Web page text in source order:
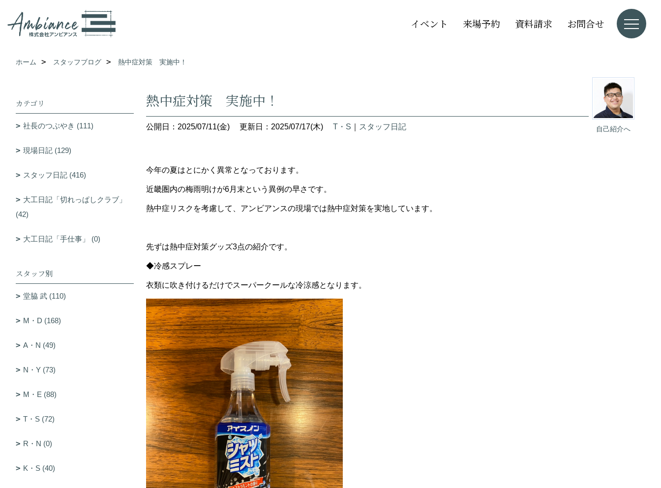
イベント 来場予約 資料請求 お問合せ
ホーム スタッフブログ 熱中症対策 実施中！
自己紹介へ
熱中症対策 実施中！
公開日：2025/07/11(金) 更新日：2025/07/17(木) T・S スタッフ日記
今年の夏はとにかく異常となっております。
近畿圏内の梅雨明けが6月末という異例の早さです。
熱中症リスクを考慮して、アンビアンスの現場では熱中症対策を実地しています。
先ずは熱中症対策グッズ3点の紹介です。
◆冷感スプレー
衣類に吹き付けるだけでスーパークールな冷涼感となります。
カテゴリ
社長のつぶやき (111)
現場日記 (129)
スタッフ日記 (416)
大工日記「切れっぱしクラブ」
(42)
大工日記「手仕事」 (0)
スタッフ別
堂脇 武 (110)
M・D (168)
A・N (49)
N・Y (73)
M・E (88)
T・S (72)
R・N (0)
K・S (40)